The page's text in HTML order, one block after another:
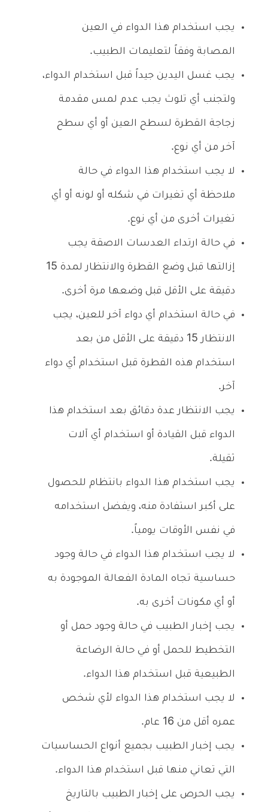
يجب استخدام هذا الدواء في العين
المصابة وفقاً لتعليمات الطبيب.
يجب غسل اليدين جيداً قبل استخدام الدواء،
ولتجنب أي تلوث يجب عدم لمس مقدمة
زجاجة القطرة لسطح العين أو أي سطح
آخر من أي نوع.
لا يجب استخدام هذا الدواء في حالة
ملاحظة أي تغيرات في شكله أو لونه أو أي
تغيرات أخرى من أي نوع.
في حالة ارتداء العدسات الاصقة يجب
إزالتها قبل وضع القطرة والانتظار لمدة 15
دقيقة على الأقل قبل وضعها مرة أخرى.
في حالة استخدام أي دواء آخر للعين، يجب
الانتظار 15 دقيقة على الأقل من بعد
استخدام هذه القطرة قبل استخدام أي دواء
آخر.
يجب الانتظار عدة دقائق بعد استخدام هذا
الدواء قبل القيادة أو استخدام أي آلات
ثقيلة.
يجب استخدام هذا الدواء بانتظام للحصول
على أكبر استفادة منه، ويفضل استخدامه
في نفس الأوقات يومياً.
لا يجب استخدام هذا الدواء في حالة وجود
حساسية تجاه المادة الفعالة الموجودة به
أو أي مكونات أخرى به.
يجب إخبار الطبيب في حالة وجود حمل أو
التخطيط للحمل أو في حالة الرضاعة
الطبيعية قبل استخدام هذا الدواء.
لا يجب استخدام هذا الدواء لأي شخص
عمره أقل من 16 عام.
يجب إخبار الطبيب بجميع أنواع الحساسيات
التي تعاني منها قبل استخدام هذا الدواء.
يجب الحرص على إخبار الطبيب بالتاريخ